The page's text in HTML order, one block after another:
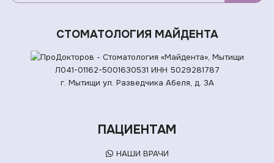
СТОМАТОЛОГИЯ МАЙДЕНТА
Л041-01162-5001630531 ИНН 5029281787
г. Мытищи ул. Разведчика Абеля, д. 3А
ПАЦИЕНТАМ
НАШИ ВРАЧИ